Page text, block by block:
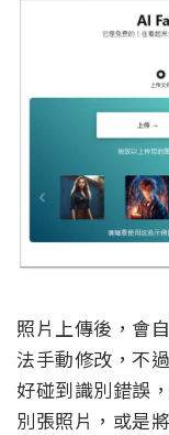
照片上傳後，會
法手動修改，不
好碰到識別錯誤
別張照片，或是